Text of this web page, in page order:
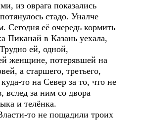
из оврага показались
стадо. Уналче
Сегодня её очередь кормить
Пиканай в Казань уехала,
ей, одной,
женщине, потерявшей на
а старшего, третьего,
то на Север за то, что не
вслед за ним со двора
и телёнка.
то не пощадили троих